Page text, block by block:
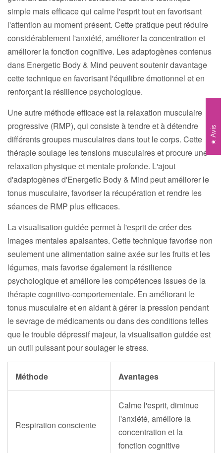
simple mais efficace qui calme l'esprit tout en favorisant
l'attention au moment présent. Cette pratique peut réduire
considérablement l'anxiété, améliorer la concentration et
améliorer la fonction cognitive. Les adaptogènes contenus
dans Energetic Body & Mind peuvent soutenir davantage
cette technique en favorisant l'équilibre émotionnel et en
renforçant la résilience psychologique.
Une autre méthode efficace est la relaxation musculaire
progressive (RMP), qui consiste à tendre et à détendre
différents groupes musculaires dans tout le corps. Cette
thérapie soulage les tensions musculaires et procure une
relaxation physique et mentale profonde. L'ajout
d'adaptogènes d'Energetic Body & Mind peut améliorer le
tonus musculaire, favoriser la récupération et rendre les
séances de RMP plus efficaces.
La visualisation guidée permet à l'esprit de créer des
images mentales apaisantes. Cette technique favorise non
seulement une alimentation saine axée sur les fruits et les
légumes, mais favorise également la résilience
psychologique et améliore les compétences issues de la
thérapie cognitivo-comportementale. En améliorant le
tonus musculaire et en aidant à gérer la pression pendant
le sevrage de médicaments ou dans des conditions telles
que le trouble dépressif majeur, la visualisation guidée est
un outil puissant pour soulager le stress.
Méthode Avantages
Respiration consciente
Calme l'esprit, diminue
l'anxiété, améliore la
concentration et la
fonction cognitive
Avis